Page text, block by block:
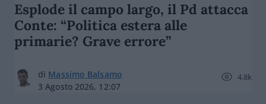
Esplode il campo largo, il Pd attacca
Conte: “Politica estera alle
primarie? Grave errore”
di Massimo Balsamo
3 Agosto 2026, 12:07
4.8k